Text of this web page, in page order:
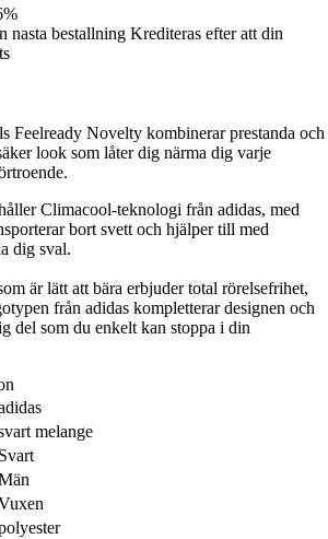
nasta bestallning Krediteras efter att din
Feelready Novelty kombinerar prestanda och
look som låter dig närma dig varje
Climacool-teknologi från adidas, med
bort svett och hjälper till med
dig sval.
är lätt att bära erbjuder total rörelsefrihet,
från adidas kompletterar designen och
del som du enkelt kan stoppa i din
melange
Svart